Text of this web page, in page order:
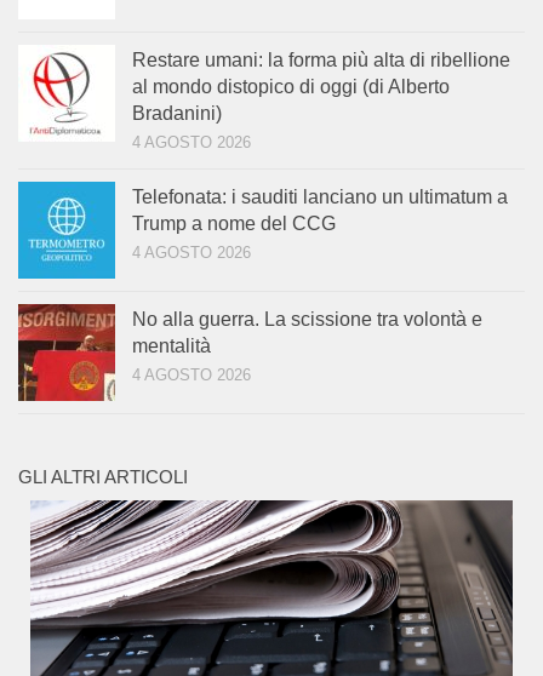
Restare umani: la forma più alta di ribellione
al mondo distopico di oggi (di Alberto
Bradanini)
4 AGOSTO 2026
Telefonata: i sauditi lanciano un ultimatum a
Trump a nome del CCG
4 AGOSTO 2026
No alla guerra. La scissione tra volontà e
mentalità
4 AGOSTO 2026
GLI ALTRI ARTICOLI